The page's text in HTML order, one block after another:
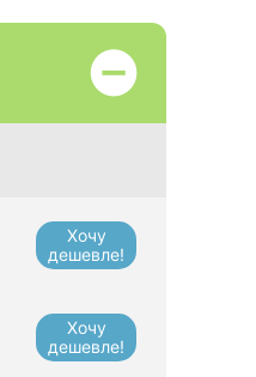
Хочу
дешевле!
Хочу
дешевле!